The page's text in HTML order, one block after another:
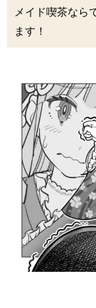
メイド喫茶なら
ます！